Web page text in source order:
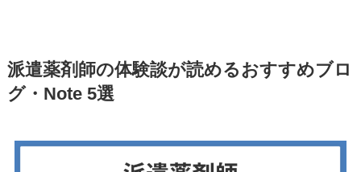
派遣薬剤師の体験談が読めるおすすめブロ
グ・Note 5選